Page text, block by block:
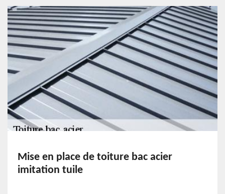
Mise en place de toiture bac acier
imitation tuile